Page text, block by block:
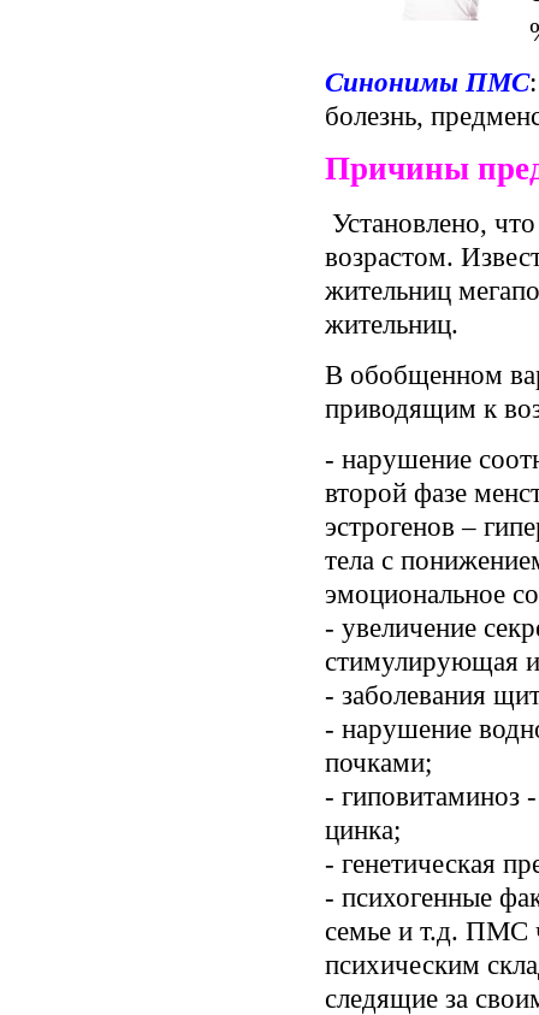
Синонимы ПМС
болезнь,
Причины
Установлено,
возрастом.
жительниц
жительниц.
В обобщенном
приводящим к
- нарушение
второй фазе
эстрогенов –
тела с
эмоциональное
- увеличение
стимулирующая
- заболевания
- нарушение
почками;
- гиповитаминоз
цинка;
- генетическая
- психогенные
семье и т.д. ПМС
психическим
следящие за